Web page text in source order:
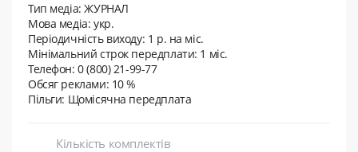
Тип медіа: ЖУРНАЛ
Мова медіа: укр.
Періодичність виходу: 1 р. на мic.
Мінімальний строк передплати: 1 міс.
Телефон: 0 (800) 21-99-77
Обсяг реклами: 10 %
Пільги: Щомісячна передплата
Кількість комплектів